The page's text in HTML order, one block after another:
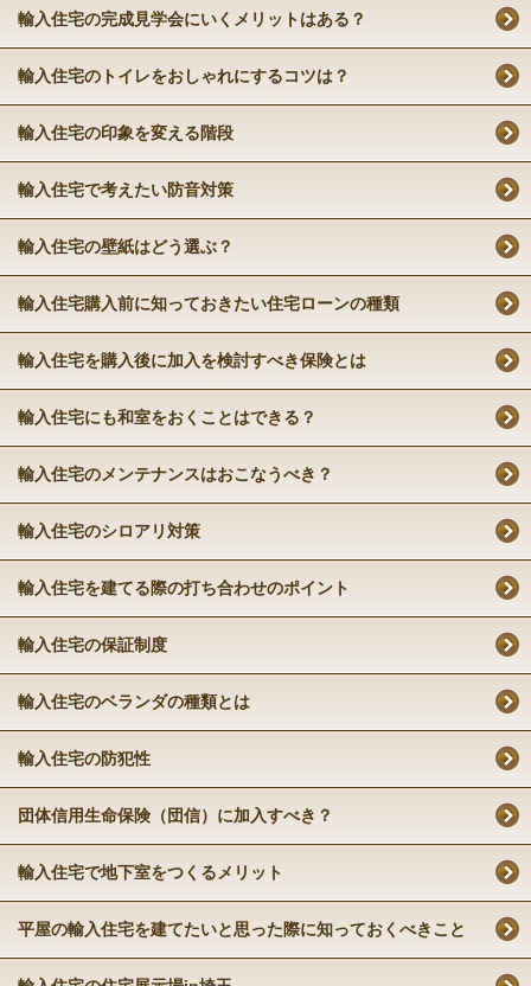
輸入住宅の完成見学会にいくメリットはある？
輸入住宅のトイレをおしゃれにするコツは？
輸入住宅の印象を変える階段
輸入住宅で考えたい防音対策
輸入住宅の壁紙はどう選ぶ？
輸入住宅購入前に知っておきたい住宅ローンの種類
輸入住宅を購入後に加入を検討すべき保険とは
輸入住宅にも和室をおくことはできる？
輸入住宅のメンテナンスはおこなうべき？
輸入住宅のシロアリ対策
輸入住宅を建てる際の打ち合わせのポイント
輸入住宅の保証制度
輸入住宅のベランダの種類とは
輸入住宅の防犯性
団体信用生命保険（団信）に加入すべき？
輸入住宅で地下室をつくるメリット
平屋の輸入住宅を建てたいと思った際に知っておくべきこと